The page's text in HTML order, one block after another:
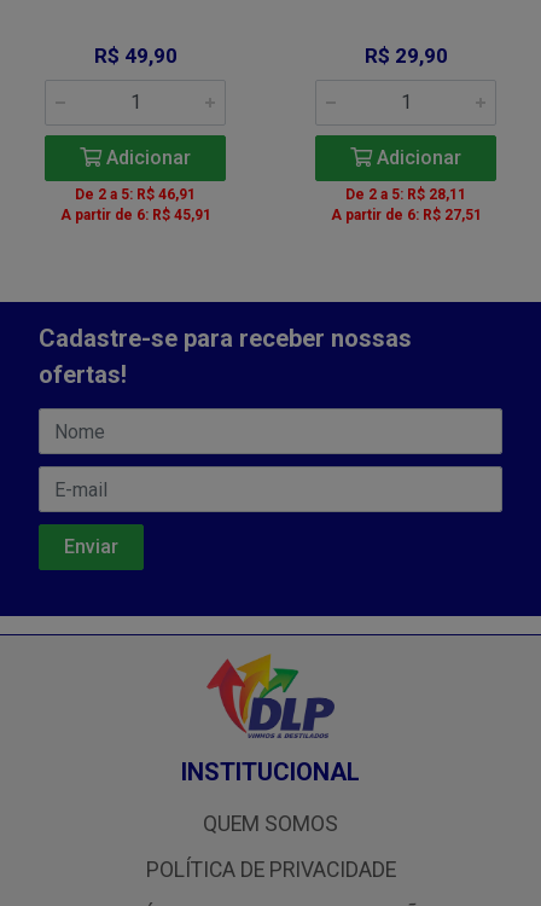
R$ 49,90
Adicionar
De 2 a 5: R$ 46,91
A partir de 6: R$ 45,91
R$ 29,90
Adicionar
De 2 a 5: R$ 28,11
A partir de 6: R$ 27,51
Cadastre-se para receber nossas
ofertas!
INSTITUCIONAL
QUEM SOMOS
POLÍTICA DE PRIVACIDADE